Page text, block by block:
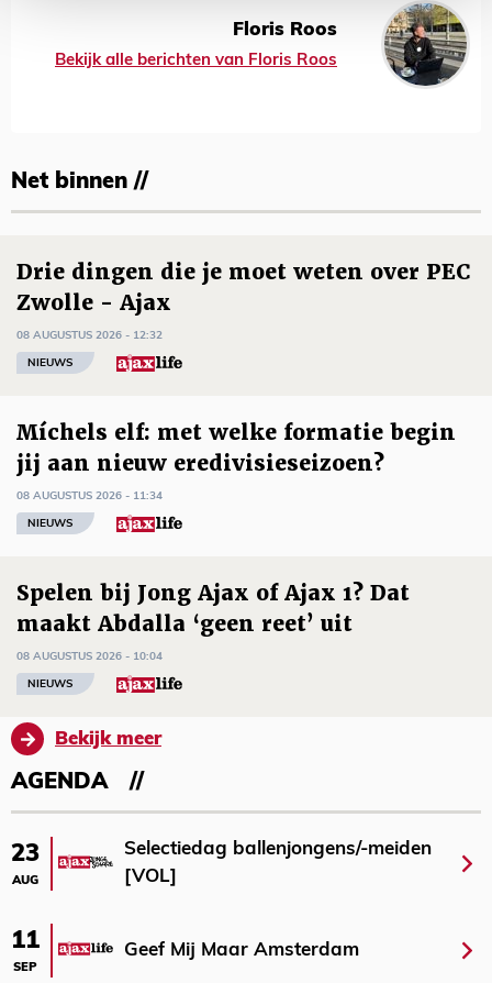
Floris Roos
Bekijk alle berichten van Floris Roos
Net binnen //
Drie dingen die je moet weten over PEC
Zwolle - Ajax
08 AUGUSTUS 2026 - 12:32
NIEUWS
Míchels elf: met welke formatie begin
jij aan nieuw eredivisieseizoen?
08 AUGUSTUS 2026 - 11:34
NIEUWS
Spelen bij Jong Ajax of Ajax 1? Dat
maakt Abdalla ‘geen reet’ uit
08 AUGUSTUS 2026 - 10:04
NIEUWS
Bekijk meer
AGENDA
23
AUG
Selectiedag ballenjongens/-meiden
[VOL]
11
SEP
Geef Mij Maar Amsterdam